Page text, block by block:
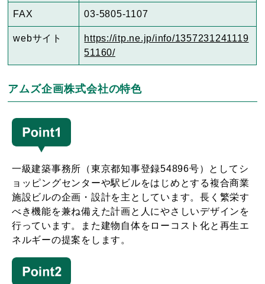
FAX 03-5805-1107
webサイト
https://itp.ne.jp/info/1357231241119
51160/
アムズ企画株式会社の特色
一級建築事務所（東京都知事登録54896号）としてシ
ョッピングセンターや駅ビルをはじめとする複合商業
施設ビルの企画・設計を主としています。長く繁栄す
べき機能を兼ね備えた計画と人にやさしいデザインを
行っています。また建物自体をローコスト化と再生エ
ネルギーの提案をします。